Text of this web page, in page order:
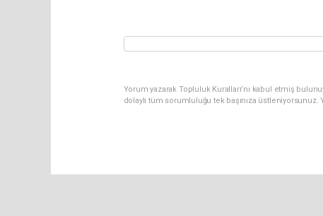
Yorum yazarak Topluluk Kuralları’nı kabul etmiş
dolaylı tüm sorumluluğu tek başınıza